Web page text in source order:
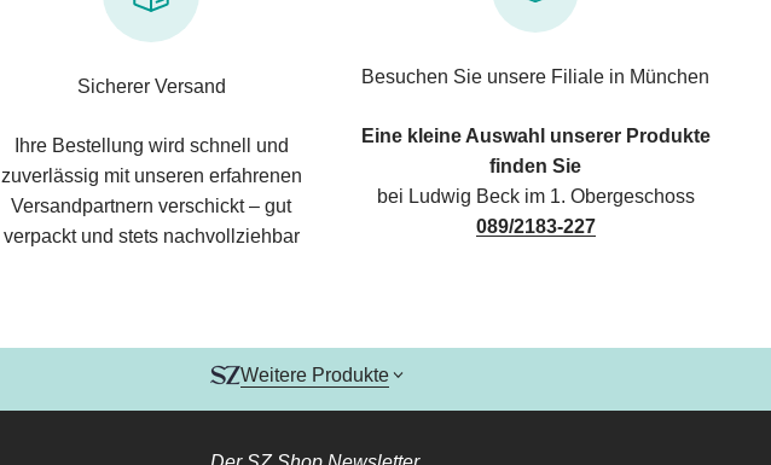
Sicherer Versand
Ihre Bestellung wird schnell und
zuverlässig mit unseren erfahrenen
Versandpartnern verschickt – gut
verpackt und stets nachvollziehbar
Besuchen Sie unsere Filiale in München
Eine kleine Auswahl unserer Produkte
finden Sie
bei Ludwig Beck im 1. Obergeschoss
089/2183-227
Weitere Produkte